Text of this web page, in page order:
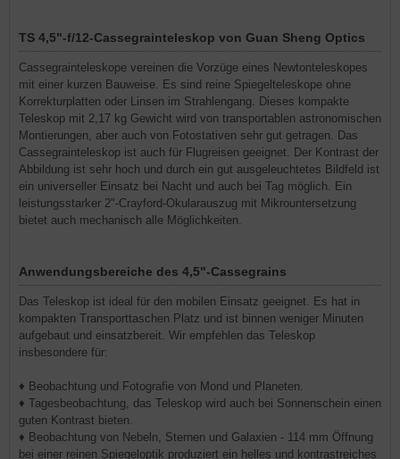
TS 4,5"-f/12-Cassegrainteleskop von Guan Sheng Optics
Cassegrainteleskope vereinen die Vorzüge eines Newtonteleskopes
mit einer kurzen Bauweise. Es sind reine Spiegelteleskope ohne
Korrekturplatten oder Linsen im Strahlengang. Dieses kompakte
Teleskop mit 2,17 kg Gewicht wird von transportablen astronomischen
Montierungen, aber auch von Fotostativen sehr gut getragen. Das
Cassegrainteleskop ist auch für Flugreisen geeignet. Der Kontrast der
Abbildung ist sehr hoch und durch ein gut ausgeleuchtetes Bildfeld ist
ein universeller Einsatz bei Nacht und auch bei Tag möglich. Ein
leistungsstarker 2"-Crayford-Okularauszug mit Mikrountersetzung
bietet auch mechanisch alle Möglichkeiten.
Anwendungsbereiche des 4,5"-Cassegrains
Das Teleskop ist ideal für den mobilen Einsatz geeignet. Es hat in
kompakten Transporttaschen Platz und ist binnen weniger Minuten
aufgebaut und einsatzbereit. Wir empfehlen das Teleskop
insbesondere für:
♦ Beobachtung und Fotografie von Mond und Planeten.
♦ Tagesbeobachtung, das Teleskop wird auch bei Sonnenschein einen
guten Kontrast bieten.
♦ Beobachtung von Nebeln, Sternen und Galaxien - 114 mm Öffnung
bei einer reinen Spiegeloptik produziert ein helles und kontrastreiches